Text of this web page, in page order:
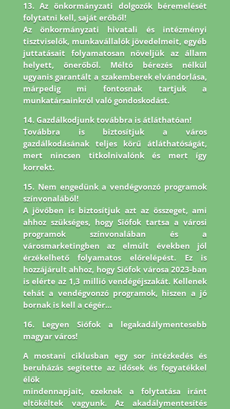
13. Az önkormányzati dolgozók béremelését
folytatni kell, saját erőből!
Az önkormányzati hivatali és intézményi
tisztviselők, munkavállalók jövedelmeit, egyéb
juttatásait folyamatosan növeljük az állam
helyett, önerőből. Méltó bérezés nélkül
ugyanis garantált a szakemberek elvándorlása,
márpedig mi fontosnak tartjuk a
munkatársainkról való gondoskodást.
14. Gazdálkodjunk továbbra is átláthatóan!
Továbbra is biztosítjuk a város
gazdálkodásának teljes körű átláthatóságát,
mert nincsen titkolnivalónk és mert így
korrekt.
15. Nem engedünk a vendégvonzó programok
színvonalából!
A jövőben is biztosítjuk azt az összeget, ami
ahhoz szükséges, hogy Siófok tartsa a városi
programok színvonalában és a
városmarketingben az elmúlt években jól
érzékelhető folyamatos előrelépést. Ez is
hozzájárult ahhoz, hogy Siófok városa 2023-ban
is elérte az 1,3 millió vendégéjszakát. Kellenek
tehát a vendégvonzó programok, hiszen a jó
bornak is kell a cégér…
16. Legyen Siófok a legakadálymentesebb
magyar város!
A mostani ciklusban egy sor intézkedés és
beruházás segítette az idősek és fogyatékkel
élők
mindennapjait, ezeknek a folytatása iránt
eltökéltek vagyunk. Az akadálymentesítés